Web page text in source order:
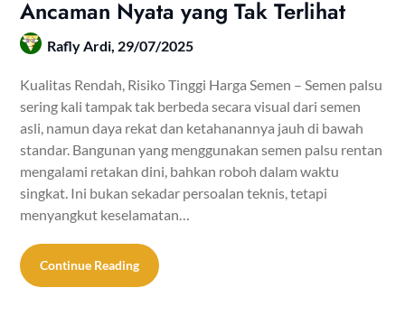
Ancaman Nyata yang Tak Terlihat
Rafly Ardi, 29/07/2025
Kualitas Rendah, Risiko Tinggi Harga Semen – Semen palsu
sering kali tampak tak berbeda secara visual dari semen
asli, namun daya rekat dan ketahanannya jauh di bawah
standar. Bangunan yang menggunakan semen palsu rentan
mengalami retakan dini, bahkan roboh dalam waktu
singkat. Ini bukan sekadar persoalan teknis, tetapi
menyangkut keselamatan…
Continue Reading